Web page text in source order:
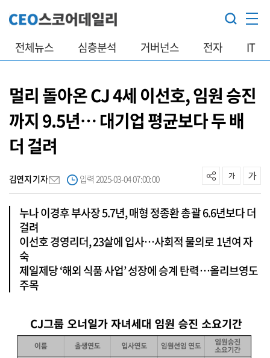
전체뉴스 심층분석 거버넌스 전자 IT
멀리 돌아온 CJ 4세 이선호, 임원 승진
까지 9.5년… 대기업 평균보다 두 배
더 걸려
김연지 기자 입력 2025-03-04 07:00:00
누나 이경후 부사장 5.7년, 매형 정종환 총괄 6.6년보다 더
걸려
이선호 경영리더, 23살에 입사…사회적 물의로 1년여 자
숙
제일제당 ‘해외 식품 사업’ 성장에 승계 탄력…올리브영도
주목